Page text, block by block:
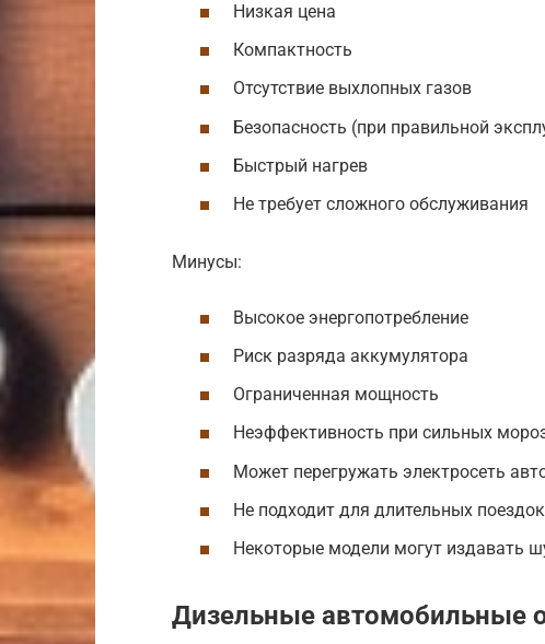
Низкая цена
Компактность
Отсутствие выхлопных газов
Безопасность (при правильной
Быстрый нагрев
Не требует сложного обслуживания
Минусы:
Высокое энергопотребление
Риск разряда аккумулятора
Ограниченная мощность
Неэффективность при сильных
Может перегружать электросеть
Не подходит для длительных поездок
Некоторые модели могут издавать
Дизельные автомобильные